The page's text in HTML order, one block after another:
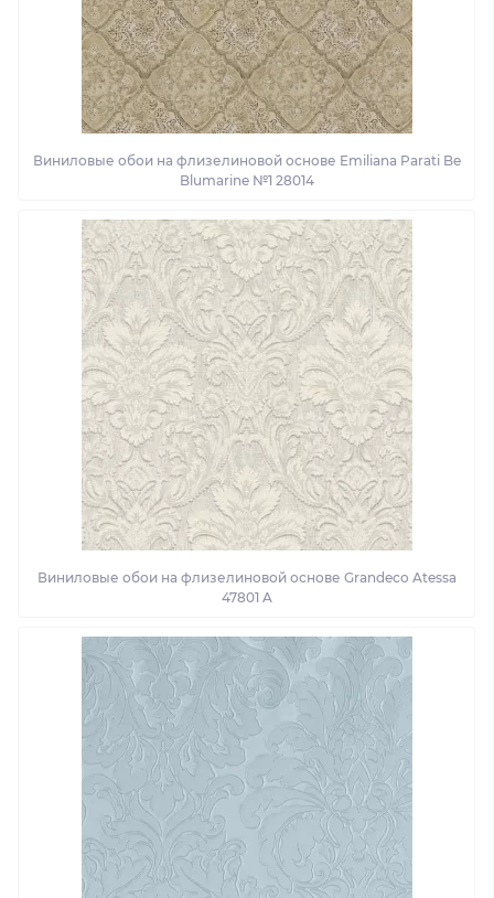
Виниловые обои на флизелиновой основе Emiliana Parati Be
Blumarine №1 28014
Виниловые обои на флизелиновой основе Grandeco Atessa
47801 A